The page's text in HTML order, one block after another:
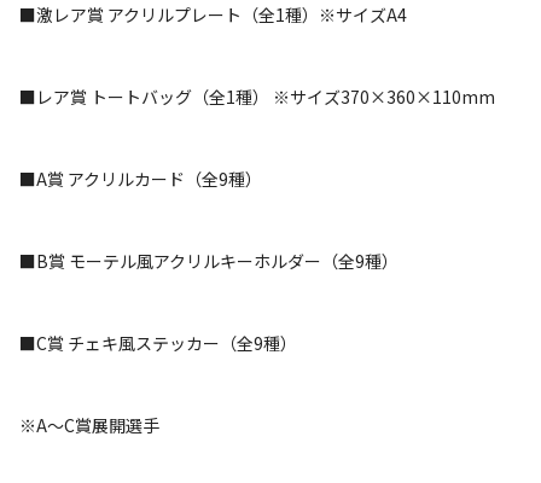
■激レア賞 アクリルプレート（全1種）※サイズA4
■レア賞 トートバッグ（全1種） ※サイズ370×360×110mm
■A賞 アクリルカード（全9種）
■B賞 モーテル風アクリルキーホルダー（全9種）
■C賞 チェキ風ステッカー（全9種）
※A～C賞展開選手